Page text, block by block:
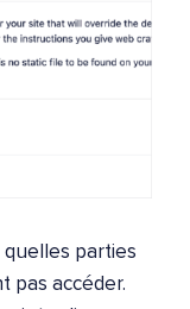
parties
pas accéder.